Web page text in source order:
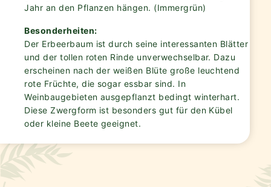
Jahr an den Pflanzen hängen. (Immergrün)
Besonderheiten:
Der Erbeerbaum ist durch seine interessanten Blätter
und der tollen roten Rinde unverwechselbar. Dazu
erscheinen nach der weißen Blüte große leuchtend
rote Früchte, die sogar essbar sind. In
Weinbaugebieten ausgepflanzt bedingt winterhart.
Diese Zwergform ist besonders gut für den Kübel
oder kleine Beete geeignet.